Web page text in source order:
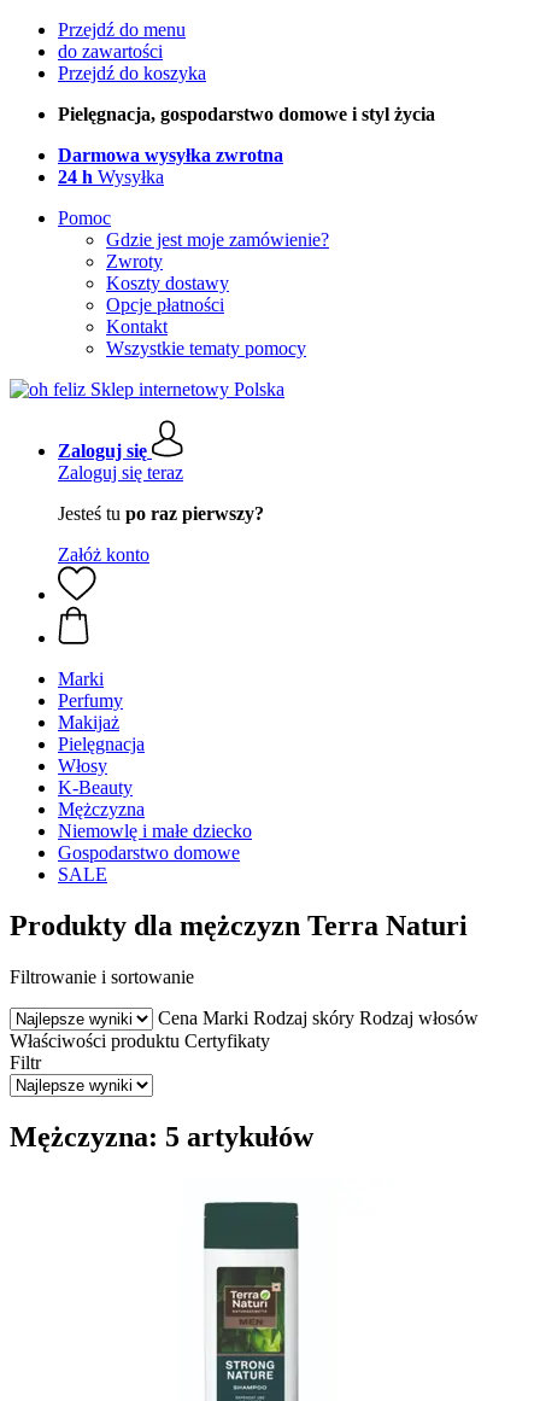
Przejdź do menu
do zawartości
Przejdź do koszyka
Pielęgnacja, gospodarstwo domowe i styl życia
Darmowa wysyłka zwrotna
24 h Wysyłka
Pomoc
Gdzie jest moje zamówienie?
Zwroty
Koszty dostawy
Opcje płatności
Kontakt
Wszystkie tematy pomocy
Zaloguj się
Zaloguj się teraz
Jesteś tu po raz pierwszy?
Załóż konto
Marki
Perfumy
Makijaż
Pielęgnacja
Włosy
K-Beauty
Mężczyzna
Niemowlę i małe dziecko
Gospodarstwo domowe
SALE
Produkty dla mężczyzn Terra Naturi
Filtrowanie i sortowanie
Cena Marki Rodzaj skóry Rodzaj włosów
Właściwości produktu Certyfikaty
Filtr
Mężczyzna: 5 artykułów